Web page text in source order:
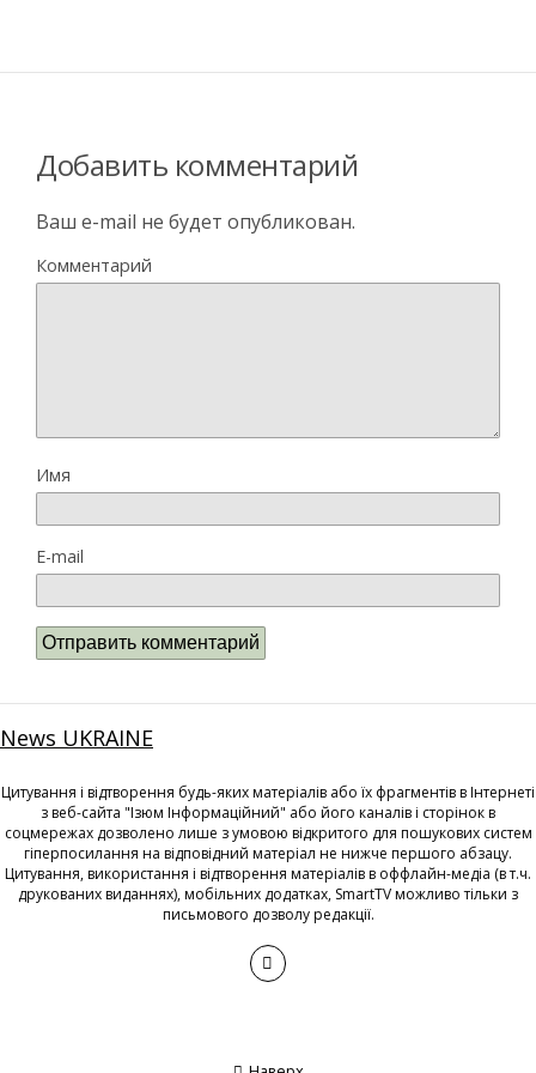
Добавить комментарий
Ваш e-mail не будет опубликован.
Комментарий
Имя
E-mail
News UKRAINE
Цитування і відтворення будь-яких матеріалів або їх фрагментів в Інтернеті
з веб-сайта "Ізюм Інформаційний" або його каналів і сторінок в
соцмережах дозволено лише з умовою відкритого для пошукових систем
гіперпосилання на відповідний матеріал не нижче першого абзацу.
Цитування, використання і відтворення матеріалів в оффлайн-медіа (в т.ч.
друкованих виданнях), мобільних додатках, SmartTV можливо тільки з
письмового дозволу редакції.